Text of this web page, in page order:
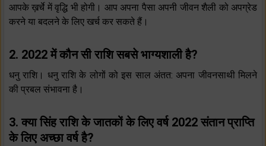
आपके ख़र्चे में वृद्धि भी होगी। आप अपना पैसा अपनी जीवन शैली को अपग्रेड
करने या बदलने के लिए खर्च कर सकते हैं।
2. 2022 में कौन सी राशि सबसे भाग्यशाली है?
धनु राशि। धनु राशि के लोगों को इस साल अंतत: अपना जीवनसाथी मिलने
की प्रबल संभावना है।
3. क्या सिंह राशि के जातकों के लिए वर्ष 2022 संतान प्राप्ति
के लिए अच्छा वर्ष है?